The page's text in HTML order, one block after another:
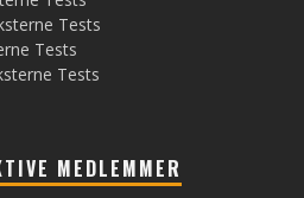
Tests
Tests
Tests
MEDLEMMER